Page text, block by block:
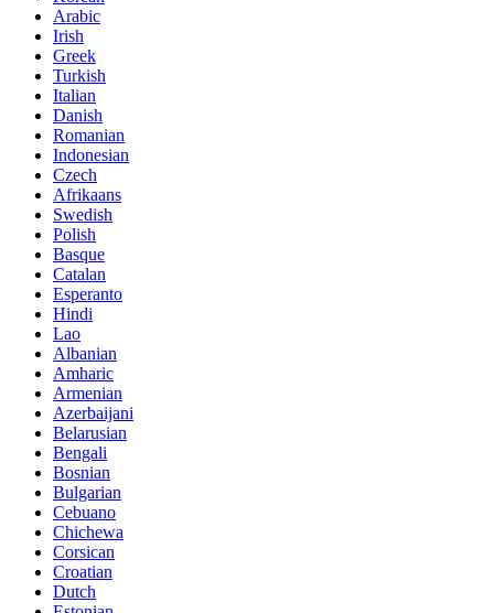
Arabic
Irish
Greek
Turkish
Italian
Danish
Romanian
Indonesian
Czech
Afrikaans
Swedish
Polish
Basque
Catalan
Esperanto
Hindi
Lao
Albanian
Amharic
Armenian
Azerbaijani
Belarusian
Bengali
Bosnian
Bulgarian
Cebuano
Chichewa
Corsican
Croatian
Dutch